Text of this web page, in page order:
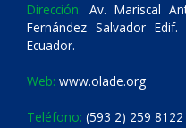
Dirección: Av. Mariscal
Fernández Salvador
Ecuador.
Web: www.olade.org
Teléfono: (593 2) 259